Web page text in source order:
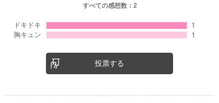
すべての感想数： 2
投票する